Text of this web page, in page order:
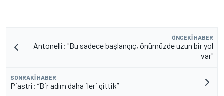
ÖNCEKI HABER
Antonelli: "Bu sadece başlangıç, önümüzde uzun bir yol
var"
SONRAKI HABER
Piastri: “Bir adım daha ileri gittik”